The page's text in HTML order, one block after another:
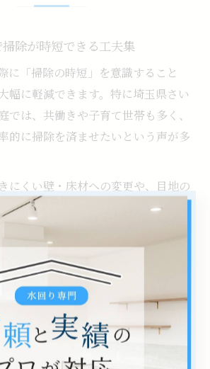
除が時短できる工夫集
に「掃除の時短」を意識すること
幅に軽減できます。特に埼玉県さい
では、共働きや子育て世帯も多く、
的に掃除を済ませたいという声が多
にくい壁・床材への変更や、目地の
選ぶことで、カビや水垢の発生を抑
トバスの導入も人気があり、継ぎ目
い点が評価されています。
ウンターの形状も工夫できるポイン
ットなドアや取り外しできるカウン
単に拭き掃除ができるため、忙しい
。実際にリフォームされた方からは
になった」といった声も多く寄せら